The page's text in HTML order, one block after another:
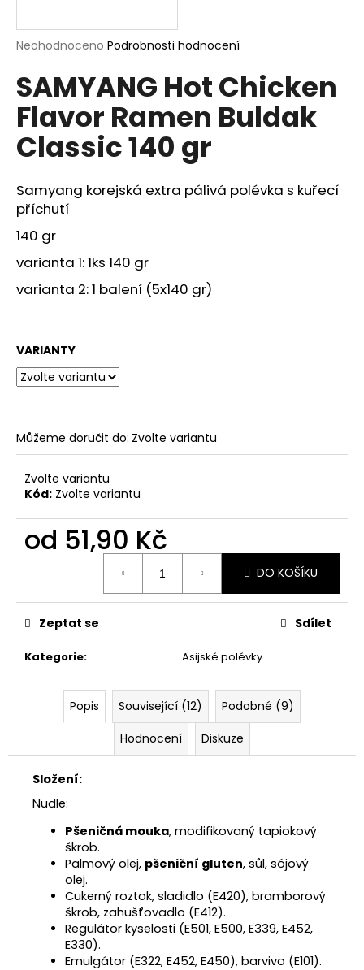
Průměrné
produktu
je
0,0
5
hvězdiček.
Neohodnoceno Podrobnosti hodnocení
SAMYANG Hot Chicken
Flavor Ramen Buldak
Classic 140 gr
Samyang korejská extra pálivá polévka s kuřecí
příchutí
140 gr
varianta 1: 1ks 140 gr
varianta 2: 1 balení (5x140 gr)
VARIANTY
Můžeme doručit do: Zvolte variantu
Zvolte variantu
Kód: Zvolte variantu
od 51,90 Kč
DO KOŠÍKU
Kategorie: Asijské polévky
Zeptat se Sdílet
Popis Související (12)
Podobné (9)
Hodnocení
Diskuze
Složení:
Nudle:
Pšeničná mouka, modifikovaný tapiokový
škrob.
Palmový olej, pšeniční gluten, sůl, sójový
olej.
Cukerný roztok, sladidlo (E420), bramborový
škrob, zahušťovadlo (E412).
Regulátor kyselosti (E501, E500, E339, E452,
E330).
Emulgátor (E322, E452, E450), barvivo (E101).
j
t
?
HLEDAT
D
p
u
č
u
m
e
ŠATY
MIA
399
Kč